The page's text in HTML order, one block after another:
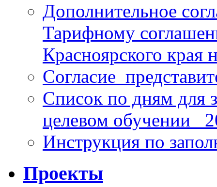
Дополнительное
Тарифному
Красноярского края
Список по дням для
целевом обучении_
Инструкция по
Проекты